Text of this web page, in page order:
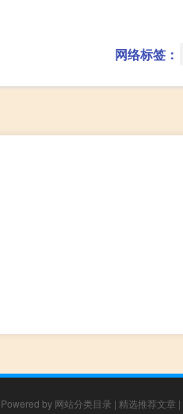
网络标签：
Powered by 网站分类目录 | 精选推荐文章 |